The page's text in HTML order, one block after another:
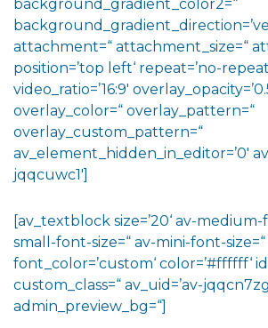
background_gradient_color2=“
attachment=“ attachment_size=“
position=’top left‘ repeat=’no-
video_ratio=’16:9′
overlay_color=“ overlay_pattern=“
overlay_custom_pattern=“
av_element_hidden_in_editor=’0′
jqqcuwc1′]
[av_textblock size=’20‘ av-medium-
small-font-size=“ av-mini-font-size=“
font_color=’custom‘ color=’#ffffff‘
custom_class=“ av_uid=’av-
admin_preview_bg=“]